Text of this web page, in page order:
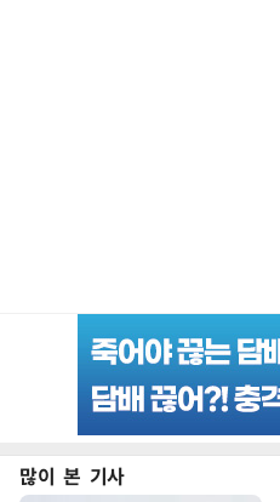
많이 본 기사